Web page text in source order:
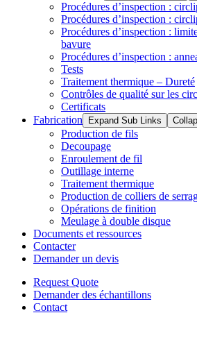
Procédures d’inspection :
Procédures d’inspection :
Procédures d’inspection :
bavure
Procédures d’inspection :
Tests
Traitement thermique – Dureté
Contrôles de qualité sur les
Certificats
Fabrication
Expand Sub Links
Production de fils
Decoupage
Enroulement de fil
Outillage interne
Traitement thermique
Production de colliers de
Opérations de finition
Meulage à double disque
Documents et ressources
Contacter
Demander un devis
Request Quote
Demander des échantillons
Contact